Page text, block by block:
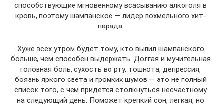
способствующие мгновенному всасыванию алкоголя в
кровь, поэтому шампанское — лидер похмельного хит-
парада.
Хуже всех утром будет тому, кто выпил шампанского
больше, чем способен выдержать. Долгая и мучительная
головная боль, сухость во рту, тошнота, депрессия,
боязнь яркого света и громких шумов — это не полный
список того, с чем придется столкнуться несчастному
на следующий день. Поможет крепкий сон, легкая, но